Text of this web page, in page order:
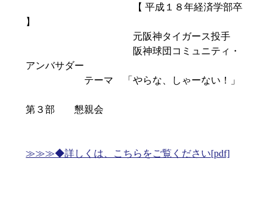
【 平成１８年経済学部卒
】
元阪神タイガース投手
阪神球団コミュニティ・
アンバサダー
テーマ 「やらな、しゃーない！」
第３部 懇親会
≫≫≫◆詳しくは、こちらをご覧ください[pdf]